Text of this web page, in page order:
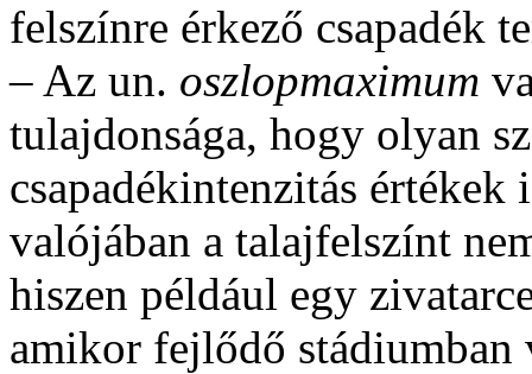
felszínre érkező csapadék
– Az un. oszlopmaximum
tulajdonsága, hogy olyan
csapadékintenzitás
valójában a talajfelszínt
hiszen például egy
amikor fejlődő stádiumban